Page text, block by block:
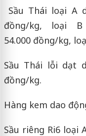
Sầu Thái loại A
đồng/kg, loại
54.000 đồng/kg,
Sầu Thái lỗi dạt
đồng/kg.
Hàng kem dao
Sầu riêng Ri6 loại